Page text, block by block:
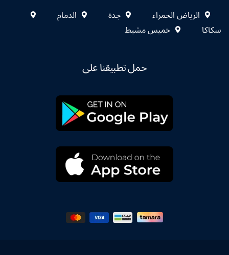
الرياض الحمراء جدة
الدمام
سكاكا
خميس مشيط
حمل تطبيقنا على